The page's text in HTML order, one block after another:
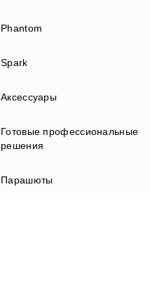
Phantom
Spark
Аксессуары
FPV системы, передача данных
Готовые профессиональные
решения
Парашюты